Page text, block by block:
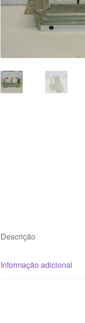
Descrição
Informação adicional